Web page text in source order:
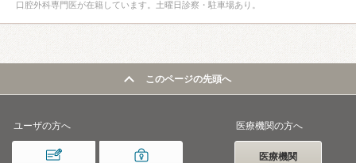
口腔外科専門医が在籍しています。土曜日診察・駐車場あり。
このページの先頭へ
ユーザの方へ 医療機関の方へ
医療機関